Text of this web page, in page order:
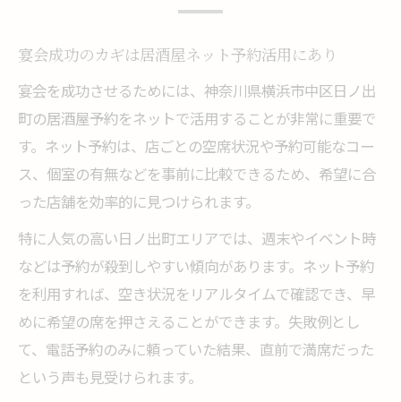
宴会成功のカギは居酒屋ネット予約活用にあり
宴会を成功させるためには、神奈川県横浜市中区日ノ出
町の居酒屋予約をネットで活用することが非常に重要で
す。ネット予約は、店ごとの空席状況や予約可能なコー
ス、個室の有無などを事前に比較できるため、希望に合
った店舗を効率的に見つけられます。
特に人気の高い日ノ出町エリアでは、週末やイベント時
などは予約が殺到しやすい傾向があります。ネット予約
を利用すれば、空き状況をリアルタイムで確認でき、早
めに希望の席を押さえることができます。失敗例とし
て、電話予約のみに頼っていた結果、直前で満席だった
という声も見受けられます。